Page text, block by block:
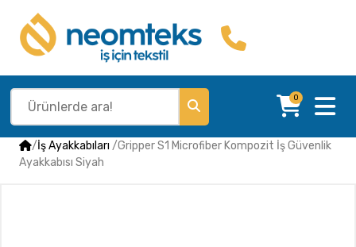
0
/İş Ayakkabıları /Gripper S1 Microfiber Kompozit İş Güvenlik
Ayakkabısı Siyah